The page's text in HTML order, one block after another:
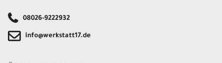
08026-9222932
info@werkstatt17.de